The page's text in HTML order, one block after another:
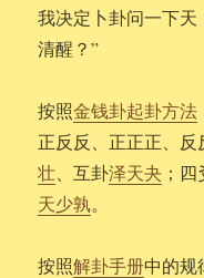
我决定卜卦问一下
清醒？”
按照金钱卦起卦方法
正反反、正正正、
壮 、互卦泽天夬 ；
天少孰。
按照解卦手册中的规